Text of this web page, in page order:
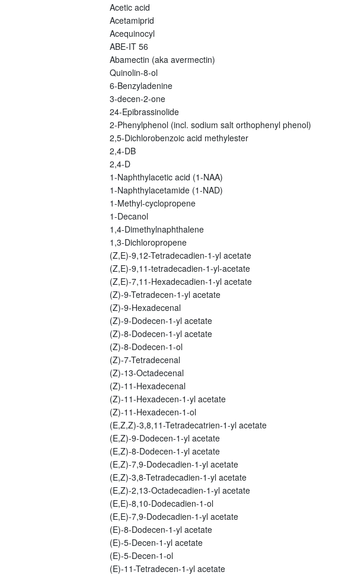
Acetic acid
Acetamiprid
Acequinocyl
ABE-IT 56
Abamectin (aka avermectin)
Quinolin-8-ol
6-Benzyladenine
3-decen-2-one
24-Epibrassinolide
2-Phenylphenol (incl. sodium salt orthophenyl phenol)
2,5-Dichlorobenzoic acid methylester
2,4-DB
2,4-D
1-Naphthylacetic acid (1-NAA)
1-Naphthylacetamide (1-NAD)
1-Methyl-cyclopropene
1-Decanol
1,4-Dimethylnaphthalene
1,3-Dichloropropene
(Z,E)-9,12-Tetradecadien-1-yl acetate
(Z,E)-9,11-tetradecadien-1-yl-acetate
(Z,E)-7,11-Hexadecadien-1-yl acetate
(Z)-9-Tetradecen-1-yl acetate
(Z)-9-Hexadecenal
(Z)-9-Dodecen-1-yl acetate
(Z)-8-Dodecen-1-yl acetate
(Z)-8-Dodecen-1-ol
(Z)-7-Tetradecenal
(Z)-13-Octadecenal
(Z)-11-Hexadecenal
(Z)-11-Hexadecen-1-yl acetate
(Z)-11-Hexadecen-1-ol
(E,Z,Z)-3,8,11-Tetradecatrien-1-yl acetate
(E,Z)-9-Dodecen-1-yl acetate
(E,Z)-8-Dodecen-1-yl acetate
(E,Z)-7,9-Dodecadien-1-yl acetate
(E,Z)-3,8-Tetradecadien-1-yl acetate
(E,Z)-2,13-Octadecadien-1-yl acetate
(E,E)-8,10-Dodecadien-1-ol
(E,E)-7,9-Dodecadien-1-yl acetate
(E)-8-Dodecen-1-yl acetate
(E)-5-Decen-1-yl acetate
(E)-5-Decen-1-ol
(E)-11-Tetradecen-1-yl acetate